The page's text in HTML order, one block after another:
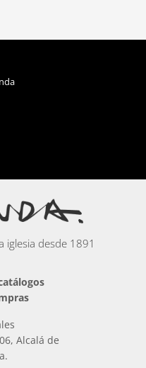
iglesia desde 1891
Alcalá de